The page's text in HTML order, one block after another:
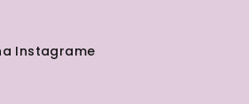
Instagrame